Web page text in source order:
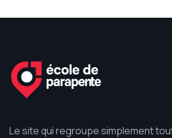
Le site qui regroupe simplement